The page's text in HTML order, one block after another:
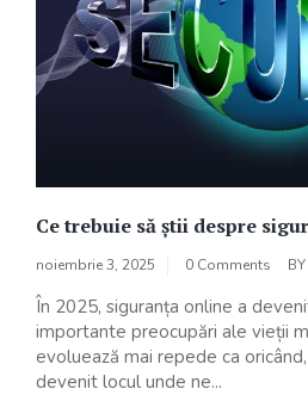
Ce trebuie să știi despre
noiembrie 3, 2025 0 Comments BY
În 2025, siguranța online a
importante preocupări ale vieții
evoluează mai repede ca
devenit locul unde ne...